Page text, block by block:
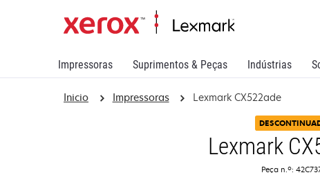
Impressoras Suprimentos & Peças Indústrias
Inicio Impressoras Lexmark CX522ade
Lexmark
Peça n.º: